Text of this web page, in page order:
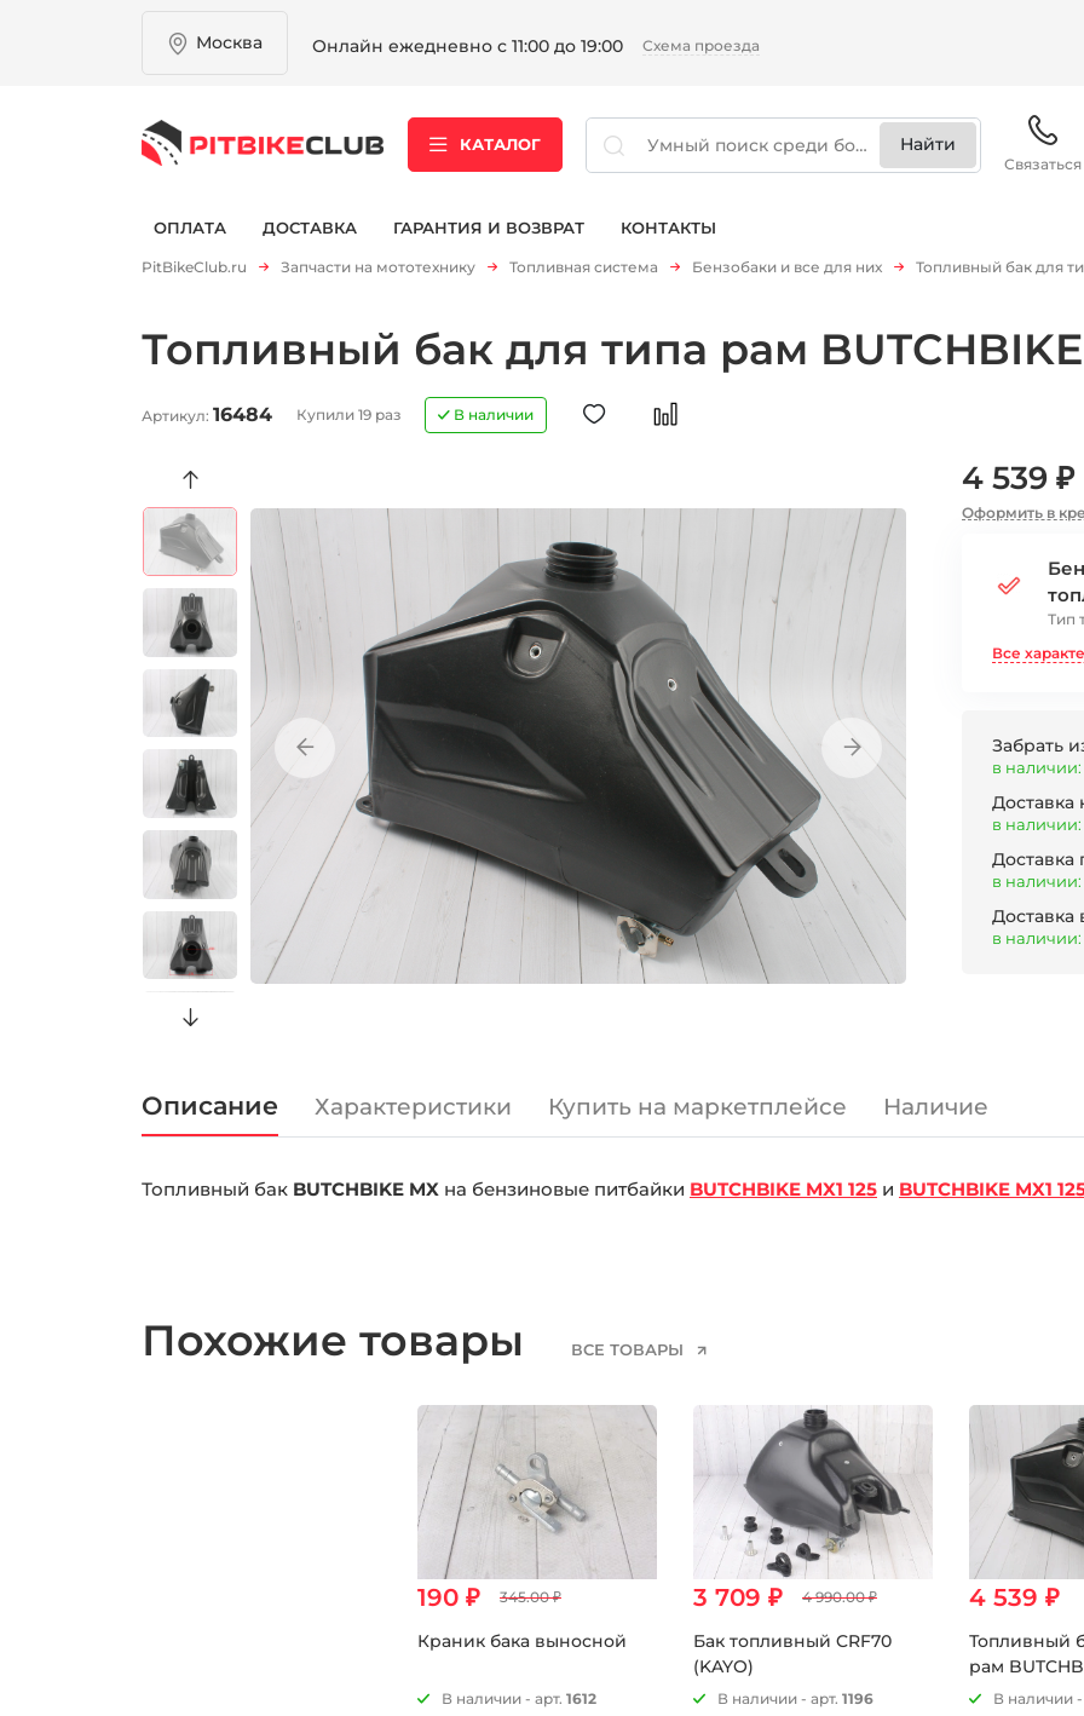
Москва Онлайн ежедневно с 11:00 до 19:00 Схема проезда
КАТАЛОГ
Связаться
ОПЛАТА ДОСТАВКА ГАРАНТИЯ И ВОЗВРАТ КОНТАКТЫ
PitBikeClub.ru Запчасти на мототехнику Топливная система Бензобаки и все для них Топливный бак для
Топливный бак для типа рам
Артикул: 16484 Купили 19 раз В наличии
4 539 ₽
Оформить в
Тип
Все
Забрать
в наличии:
в наличии:
Доставка
в наличии:
Доставка
в наличии:
Описание Характеристики Купить на маркетплейсе Наличие
Топливный бак BUTCHBIKE MX на бензиновые питбайки BUTCHBIKE MX1 125 и BUTCHBIKE MX1
Похожие товары ВСЕ ТОВАРЫ
190 ₽ 345.00 ₽
Краник бака выносной
В наличии - арт. 1612
3 709 ₽ 4 990.00 ₽
Бак топливный CRF70
(KAYO)
В наличии - арт. 1196
4 539 ₽
Топливный
рам
В наличии